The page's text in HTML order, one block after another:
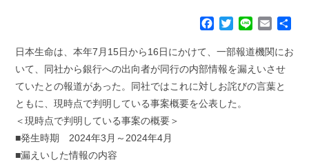
c
e
o
o
T
i
t
t
e
r
n
e
E
a
i
日本生命は、本年7月15日から16日にかけて、一部報道機関にお
いて、同社から銀行への出向者が同行の内部情報を漏えいさせ
ていたとの報道があった。同社ではこれに対しお詫びの言葉と
ともに、現時点で判明している事案概要を公表した。
＜現時点で判明している事案の概要＞
■発生時期 2024年3月～2024年4月
■漏えいした情報の内容